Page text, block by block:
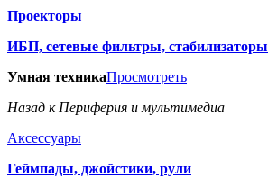
Проекторы
ИБП, сетевые фильтры, стабилизаторы
Умная техникаПросмотреть
Назад к Периферия и мультимедиа
Аксессуары
Геймпады, джойстики, рули